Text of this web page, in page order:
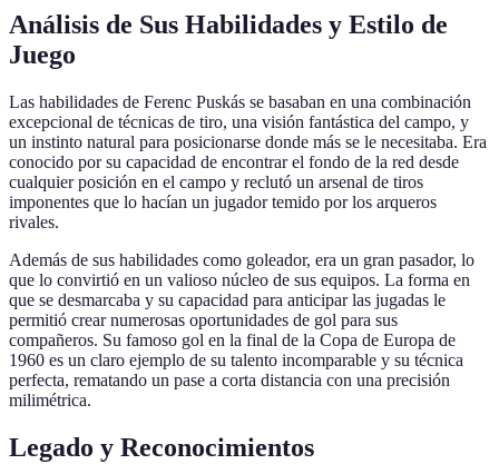
Análisis de Sus Habilidades y Estilo de
Juego
Las habilidades de Ferenc Puskás se basaban en una combinación
excepcional de técnicas de tiro, una visión fantástica del campo, y
un instinto natural para posicionarse donde más se le necesitaba. Era
conocido por su capacidad de encontrar el fondo de la red desde
cualquier posición en el campo y reclutó un arsenal de tiros
imponentes que lo hacían un jugador temido por los arqueros
rivales.
Además de sus habilidades como goleador, era un gran pasador, lo
que lo convirtió en un valioso núcleo de sus equipos. La forma en
que se desmarcaba y su capacidad para anticipar las jugadas le
permitió crear numerosas oportunidades de gol para sus
compañeros. Su famoso gol en la final de la Copa de Europa de
1960 es un claro ejemplo de su talento incomparable y su técnica
perfecta, rematando un pase a corta distancia con una precisión
milimétrica.
Legado y Reconocimientos